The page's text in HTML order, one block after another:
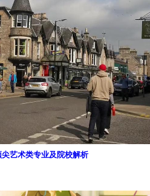
艺术类专业及院校解析